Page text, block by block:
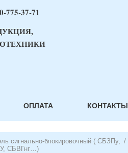
775-37-71
ОПЛАТА КОНТАКТЫ
сигнально-блокировочный ( СБЗПу,
СБВГнг…)
/